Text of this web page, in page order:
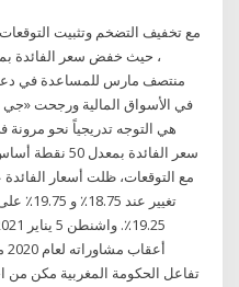
منتصف مارس للمساعدة في
في الأسواق المالية ورجحت
هي التوجه تدريجياً نحو مرونة
سعر الفائدة
مع التوقعات، ظلت أسعار الفائدة
تغيير
تفاعل الحكومة المغربية مكن من